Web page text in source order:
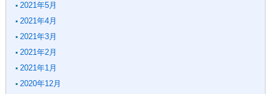
2021年5月
2021年4月
2021年3月
2021年2月
2021年1月
2020年12月